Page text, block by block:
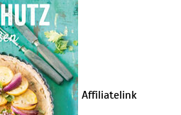
Affiliatelink